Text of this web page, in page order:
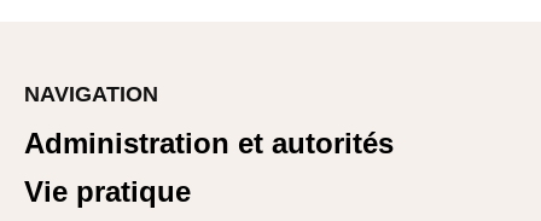
NAVIGATION
Administration et autorités
Vie pratique